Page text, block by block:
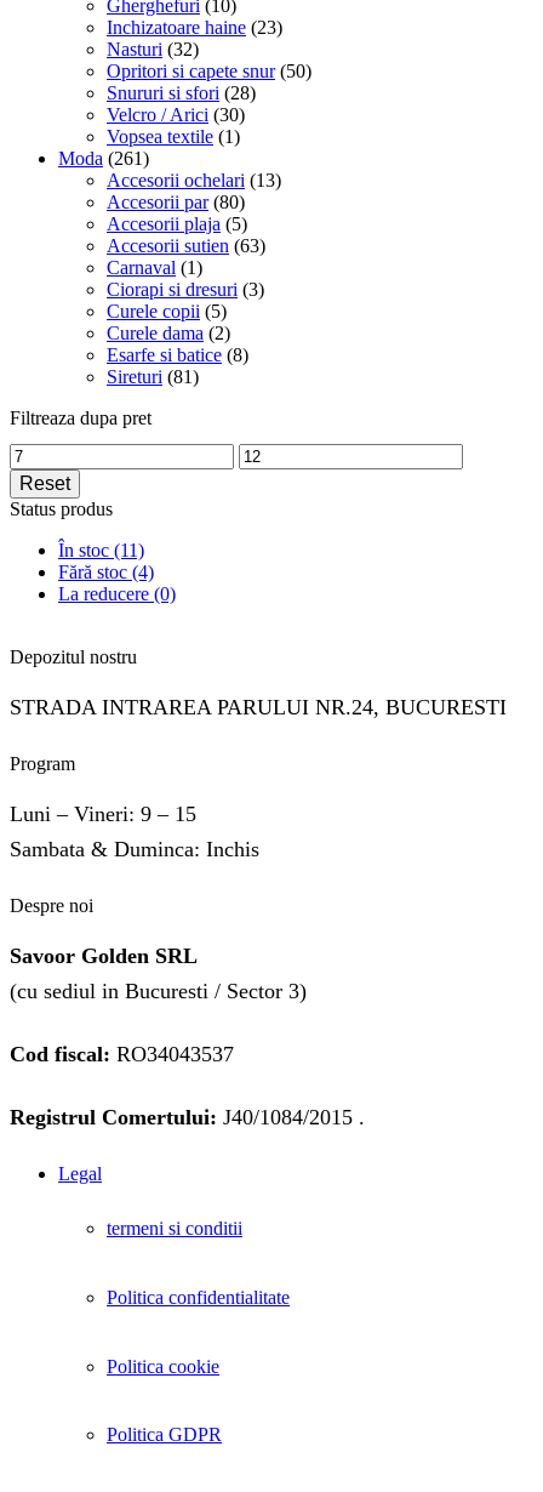
Gherghefuri (10)
Inchizatoare haine (23)
Nasturi (32)
Opritori si capete snur (50)
Snururi si sfori (28)
Velcro / Arici (30)
Vopsea textile (1)
Moda (261)
Accesorii ochelari (13)
Accesorii par (80)
Accesorii plaja (5)
Accesorii sutien (63)
Carnaval (1)
Ciorapi si dresuri (3)
Curele copii (5)
Curele dama (2)
Esarfe si batice (8)
Sireturi (81)
Filtreaza dupa pret
Min
price
Max
price
Reset
Status produs
În stoc (11)
Fără stoc (4)
La reducere (0)
Depozitul nostru
STRADA INTRAREA PARULUI NR.24, BUCURESTI
Program
Luni – Vineri: 9 – 15
Sambata & Duminca: Inchis
Despre noi
Savoor Golden SRL
(cu sediul in Bucuresti / Sector 3)
Cod fiscal: RO34043537
Registrul Comertului: J40/1084/2015 .
Legal
termeni si conditii
Politica confidentialitate
Politica cookie
Politica GDPR